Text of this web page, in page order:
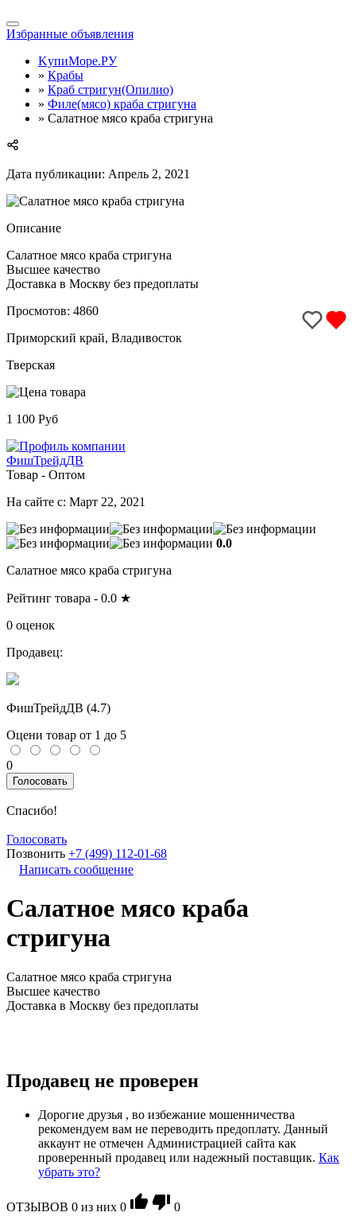
Toggle
navigation
Избранные объявления
KупиМоре.РУ
» Крабы
» Краб стригун(Опилио)
» Филе(мясо) краба стригуна
» Салатное мясо краба стригуна
Дата публикации: Апрель 2, 2021
Описание
Салатное мясо краба стригуна
Высшее качество
Доставка в Москву без предоплаты
Просмотов: 4860
Приморский край, Владивосток
Тверская
1 100 Руб
ФишТрейдДВ
Товар - Оптом
На сайте с: Март 22, 2021
0.0
Салатное мясо краба стригуна
Рейтинг товара - 0.0 ★
0 оценок
Продавец:
ФишТрейдДВ (4.7)
Оцени товар от 1 до 5
0
Голосовать
Спасибо!
Голосовать
Позвонить +7 (499) 112-01-68
Написать сообщение
Салатное мясо краба
стригуна
Салатное мясо краба стригуна
Высшее качество
Доставка в Москву без предоплаты
Продавец не проверен
Дорогие друзья , во избежание мошенничества
рекомендуем вам не переводить предоплату. Данный
аккаунт не отмечен Администрацией сайта как
проверенный продавец или надежный поставщик. Как
убрать это?
ОТЗЫВОВ 0 из ниx 0 0